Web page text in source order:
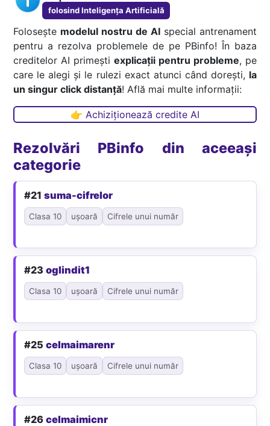
folosind Inteligența Artificială
Folosește modelul nostru de AIspecial antrenament
pentru a rezolva problemele de pe PBinfo! În baza
creditelor AI primești explicații pentru probleme, pe
care le alegi și le rulezi exact atunci când dorești, la
un singur click distanță! Află mai multe informații:
👉 Achiziționează credite AI
Rezolvări PBinfo din aceeași
categorie
#21suma-cifrelor
Clasa 10 ușoară Cifrele unui număr
#23oglindit1
Clasa 10 ușoară Cifrele unui număr
#25celmaimarenr
Clasa 10 ușoară Cifrele unui număr
#26celmaimicnr